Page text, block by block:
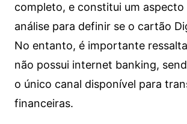
completo, e constitui um
análise para definir se o cartão
No entanto, é importante
não possui internet banking,
o único canal disponível para
financeiras.